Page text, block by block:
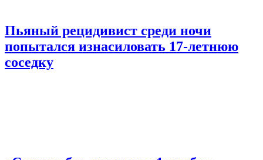
Пьяный рецидивист среди ночи
попытался изнасиловать 17-летнюю
соседку